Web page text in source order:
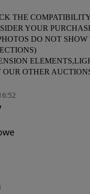
THE
YOUR
DO NOT
OUR OTHER